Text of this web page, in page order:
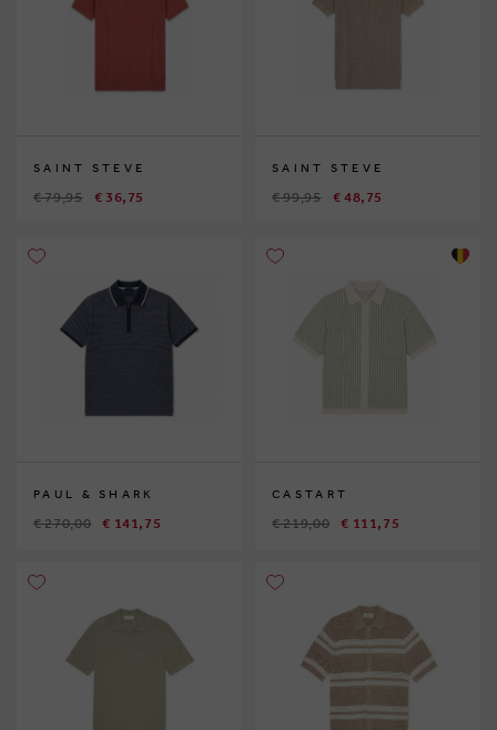
SAINT STEVE
€ 79,95 € 36,75
SAINT STEVE
€ 99,95 € 48,75
PAUL & SHARK
€ 270,00 € 141,75
CASTART
€ 219,00 € 111,75